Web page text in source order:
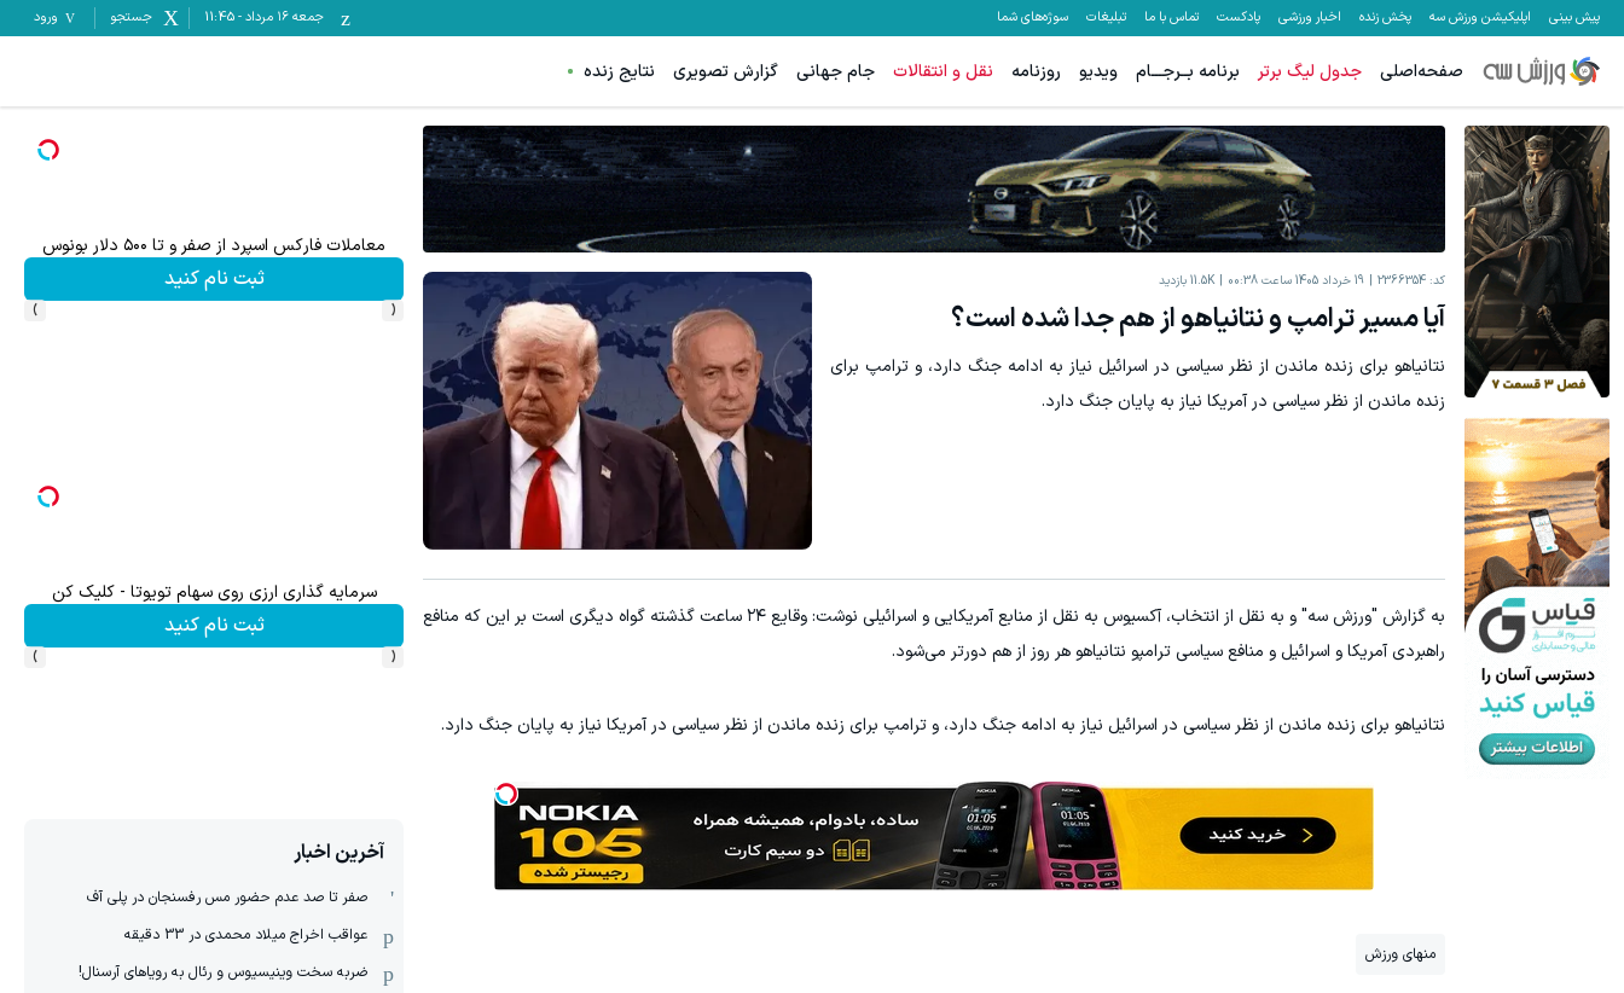
پیش بینی اپلیکیشن ورزش سه پخش زنده اخبار ورزشی پادکست تماس با ما تبلیغات سوژه‌های شما جمعه ۱۶ مرداد -
11:45 جستجو ورود
صفحه‌اصلی جدول لیگ برتر برنامه بــرجـــام ویدیو روزنامه نقل و انتقالات جام جهانی گزارش تصویری نتایج زنده
کد: 2366354 19 خرداد 1405 ساعت 00:38 11.5K بازدید
آیا مسیر ترامپ و نتانیاهو از هم جدا شده است؟
نتانیاهو برای زنده ماندن از نظر سیاسی در اسرائیل نیاز به ادامه جنگ دارد، و ترامپ برای
زنده ماندن از نظر سیاسی در آمریکا نیاز به پایان جنگ دارد.
به گزارش "ورزش سه" و به نقل از انتخاب، آکسیوس به نقل از منابع آمریکایی و اسرائیلی نوشت: وقایع ۲۴ ساعت گذشته گواه دیگری است بر این که منافع
راهبردی آمریکا و اسرائیل و منافع سیاسی ترامپو نتانیاهو هر روز از هم دورتر می‌شود.
نتانیاهو برای زنده ماندن از نظر سیاسی در اسرائیل نیاز به ادامه جنگ دارد، و ترامپ برای زنده ماندن از نظر سیاسی در آمریکا نیاز به پایان جنگ دارد.
منهای ورزش
معاملات فارکس اسپرد از صفر و تا ۵۰۰ دلار بونوس
ثبت نام کنید
‹
›
سرمایه گذاری ارزی روی سهام تویوتا - کلیک کن
ثبت نام کنید
‹
›
آخرین اخبار
صفر تا صد عدم حضور مس رفسنجان در پلی آف
عواقب اخراج میلاد محمدی در 33 دقیقه
ضربه سخت وینیسیوس و رئال به رویاهای آرسنال!